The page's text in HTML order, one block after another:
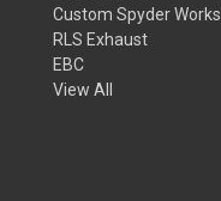
Custom Spyder Works
RLS Exhaust
EBC
View All